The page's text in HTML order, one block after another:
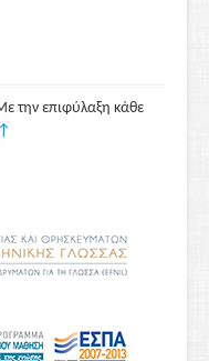
την επιφύλαξη κάθε